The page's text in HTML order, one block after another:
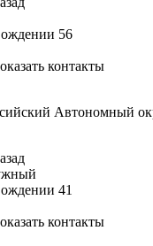
56
контакты
Автономный
41
контакты